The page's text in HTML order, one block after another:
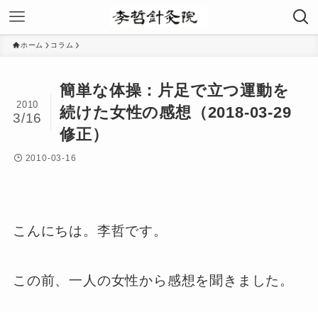
ホーム コラム
簡単な体操：片足で立つ運動を
続けた女性の感想（2018-03-29
修正）
2010
3/16
2010-03-16
こんにちは。李哲です。
この前、一人の女性から感想を聞きました。